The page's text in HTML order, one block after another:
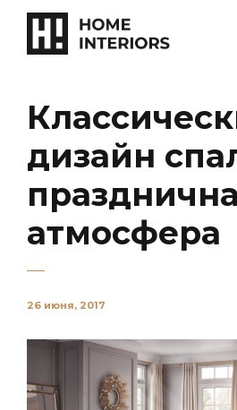
дизайн
атмосфера
26 июня, 2017